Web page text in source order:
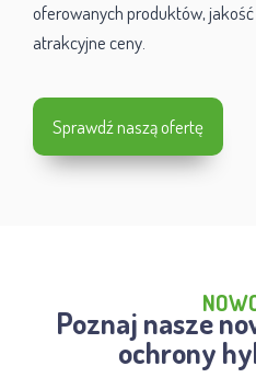
oferowanych produktów,
atrakcyjne ceny.
Sprawdź naszą ofertę
Poznaj nasze
ochrony